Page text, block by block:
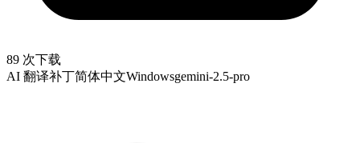
89 次下载
AI 翻译补丁简体中文Windowsgemini-2.5-pro